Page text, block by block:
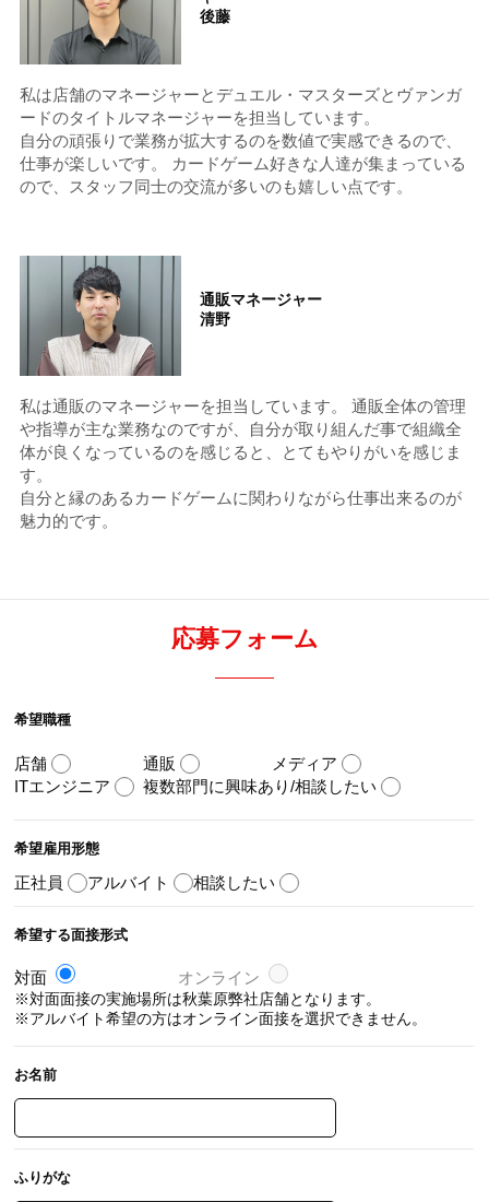
後藤
私は店舗のマネージャーとデュエル・マスターズとヴァンガ
ードのタイトルマネージャーを担当しています。
自分の頑張りで業務が拡大するのを数値で実感できるので、
仕事が楽しいです。 カードゲーム好きな人達が集まっている
ので、スタッフ同士の交流が多いのも嬉しい点です。
通販マネージャー
清野
私は通販のマネージャーを担当しています。 通販全体の管理
や指導が主な業務なのですが、自分が取り組んだ事で組織全
体が良くなっているのを感じると、とてもやりがいを感じま
す。
自分と縁のあるカードゲームに関わりながら仕事出来るのが
魅力的です。
応募フォーム
希望職種
店舗 通販
メディア
ITエンジニア
複数部門に興味あり/相談したい
希望雇用形態
正社員 アルバイト 相談したい
希望する面接形式
対面 オンライン
※対面面接の実施場所は秋葉原弊社店舗となります。
※アルバイト希望の方はオンライン面接を選択できません。
お名前
ふりがな